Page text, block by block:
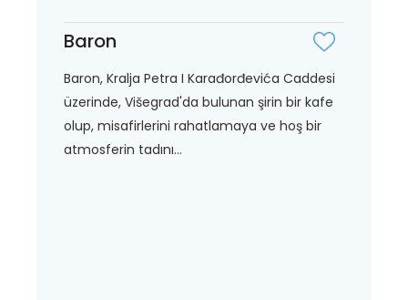
Baron
Baron, Kralja Petra I Karađorđevića Caddesi
üzerinde, Višegrad'da bulunan şirin bir kafe
olup, misafirlerini rahatlamaya ve hoş bir
atmosferin tadını...